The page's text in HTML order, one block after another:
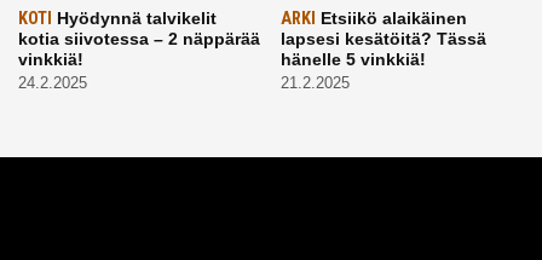
KOTI Hyödynnä talvikelit
kotia siivotessa – 2 näppärää
vinkkiä!
24.2.2025
ARKI Etsiikö alaikäinen
lapsesi kesätöitä? Tässä
hänelle 5 vinkkiä!
21.2.2025